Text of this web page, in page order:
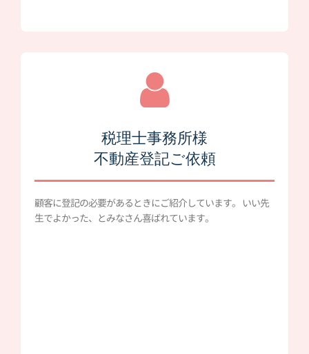
税理士事務所様
不動産登記ご依頼
顧客に登記の必要があるときにご紹介しています。 いい先
生でよかった、とみなさん喜ばれています。